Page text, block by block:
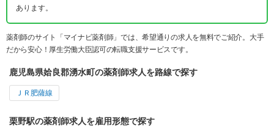
あります。
薬剤師のサイト「マイナビ薬剤師」では、希望通りの求人を無料でご紹介。大手
だから安心！厚生労働大臣認可の転職支援サービスです。
鹿児島県姶良郡湧水町の薬剤師求人を路線で探す
ＪＲ肥薩線
栗野駅の薬剤師求人を雇用形態で探す